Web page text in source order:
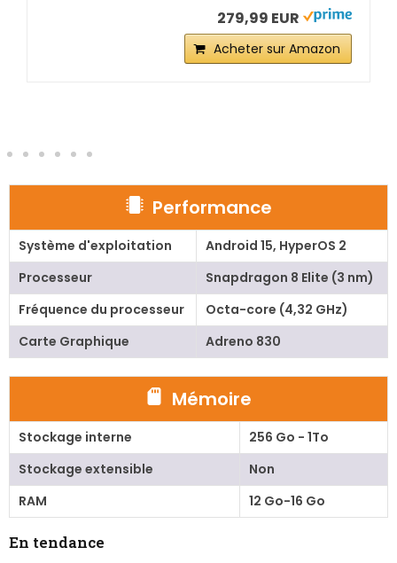
279,99 EUR
Acheter sur Amazon
Performance
Système d'exploitation
Android 15, HyperOS 2
Processeur
Snapdragon 8 Elite (3 nm)
Fréquence du processeur
Octa-core (4,32 GHz)
Carte Graphique
Adreno 830
Mémoire
Stockage interne
256 Go - 1To
Stockage extensible
Non
RAM
12 Go-16 Go
En tendance